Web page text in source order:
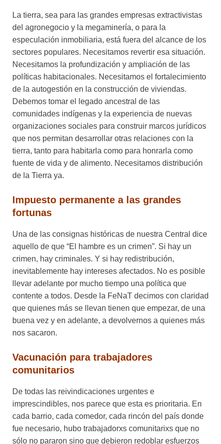
La tierra, sea para las grandes empresas extractivistas
del agronegocio y la megaminería, o para la
especulación inmobiliaria, está fuera del alcance de los
sectores populares. Necesitamos revertir esa situación.
Necesitamos la profundización y ampliación de las
políticas habitacionales. Necesitamos el fortalecimiento
de la autogestión en la construcción de viviendas.
Debemos tomar el legado ancestral de las
comunidades indígenas y la experiencia de nuevas
organizaciones sociales para construir marcos jurídicos
que nos permitan desarrollar otras relaciones con la
tierra, tanto para habitarla como para honrarla como
fuente de vida y de alimento. Necesitamos distribución
de la Tierra ya.
Impuesto permanente a las grandes
fortunas
Una de las consignas históricas de nuestra Central dice
aquello de que “El hambre es un crimen”. Si hay un
crimen, hay criminales. Y si hay redistribución,
inevitablemente hay intereses afectados. No es posible
llevar adelante por mucho tiempo una política que
contente a todos. Desde la FeNaT decimos con claridad
que quienes más se llevan tienen que empezar, de una
buena vez y en adelante, a devolvernos a quienes más
nos sacaron.
Vacunación para trabajadores
comunitarios
De todas las reivindicaciones urgentes e
imprescindibles, nos parece que esta es prioritaria. En
cada barrio, cada comedor, cada rincón del país donde
fue necesario, hubo trabajadorxs comunitarixs que no
sólo no pararon sino que debieron redoblar esfuerzos